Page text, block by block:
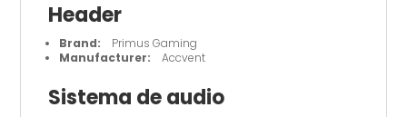
cantidad
Header
Brand: Primus Gaming
Manufacturer: Accvent
Sistema de audio